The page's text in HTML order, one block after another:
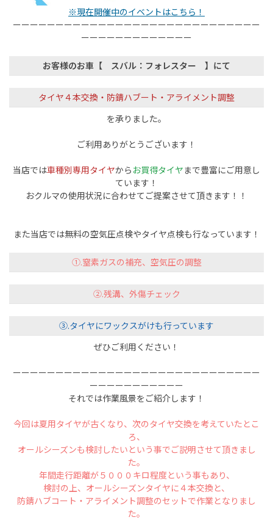
※現在開催中のイベントはこちら！
ーーーーーーーーーーーーーーーーーーーーーーーーーーーーー
ーーーーーーーーーーーーー
お客様のお車【 スバル：フォレスター 】にて
タイヤ４本交換・防錆ハブート・アライメント調整
を承りました。
ご利用ありがとうございます！
当店では車種別専用タイヤから お買得タイヤまで豊富にご用意し
ています！
おクルマの使用状況に合わせてご提案させて頂きます！！
また当店では無料の空気圧点検やタイヤ点検も行なっています！
①.窒素ガスの補充、空気圧の調整
②.残溝、外傷チェック
③.タイヤにワックスがけも行っています
ぜひご利用ください！
ーーーーーーーーーーーーーーーーーーーーーーーーーーーーー
ーーーーーーーーーーー
それでは作業風景をご紹介します！
今回は夏用タイヤが古くなり、次のタイヤ交換を考えていたとこ
ろ、
オールシーズンも検討したいという事でご説明させて頂きまし
た。
年間走行距離が５０００キロ程度という事もあり、
検討の上、オールシーズンタイヤに４本交換と、
防錆ハブコート・アライメント調整のセットで作業となりまし
た。